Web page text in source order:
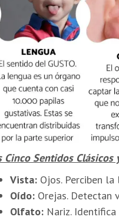
Cinco Sentidos Clásicos
Vista:Ojos. Perciben la
Oído:Orejas. Detectan
Olfato:Nariz. Identifica